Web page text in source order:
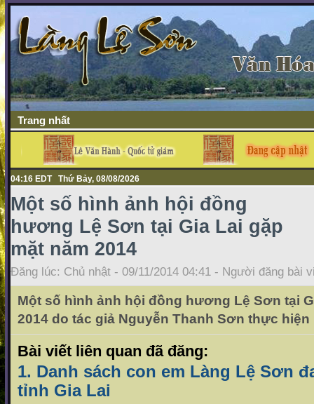
Trang nhất
04:16 EDT Thứ Bảy, 08/08/2026
Một số hình ảnh hội đồng
hương Lệ Sơn tại Gia Lai gặp
mặt năm 2014
Đăng lúc: Chủ nhật - 09/11/2014 04:41 - Người đăng bài
Một số hình ảnh hội đồng hương Lệ Sơn tại
2014 do tác giả Nguyễn Thanh Sơn thực hiện
Bài viết liên quan đã đăng:
1. Danh sách con em Làng Lệ Sơn
tỉnh Gia Lai